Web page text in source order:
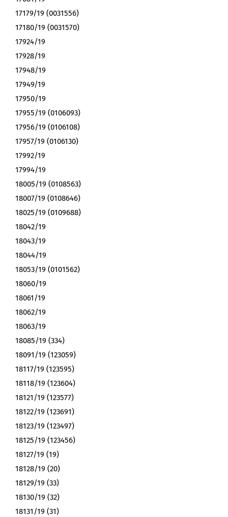
17179/19 (0031556)
17180/19 (0031570)
17924/19
17928/19
17948/19
17949/19
17950/19
17955/19 (0106093)
17956/19 (0106108)
17957/19 (0106130)
17992/19
17994/19
18005/19 (0108563)
18007/19 (0108646)
18025/19 (0109688)
18042/19
18043/19
18044/19
18053/19 (0101562)
18060/19
18061/19
18062/19
18063/19
18085/19 (334)
18091/19 (123059)
18117/19 (123595)
18118/19 (123604)
18121/19 (123577)
18122/19 (123691)
18123/19 (123497)
18125/19 (123456)
18127/19 (19)
18128/19 (20)
18129/19 (33)
18130/19 (32)
18131/19 (31)